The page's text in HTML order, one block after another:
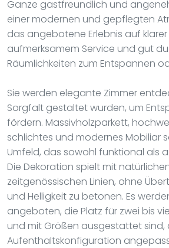
Ganze gastfreundlich und
einer modernen und gepflegten
das angebotene Erlebnis auf
aufmerksamem Service und gut
Räumlichkeiten zum Entspannen
Sie werden elegante Zimmer
Sorgfalt gestaltet wurden, um
fördern. Massivholzparkett,
schlichtes und modernes Mobiliar
Umfeld, das sowohl funktional als
Die Dekoration spielt mit
zeitgenössischen Linien, ohne
und Helligkeit zu betonen. Es
angeboten, die Platz für zwei bis
und mit Größen ausgestattet sind,
Aufenthaltskonfiguration